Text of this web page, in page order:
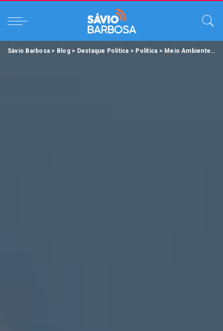
Sávio Barbosa > Blog> Destaque Política > Política > Meio Ambiente e Desenvolvimento